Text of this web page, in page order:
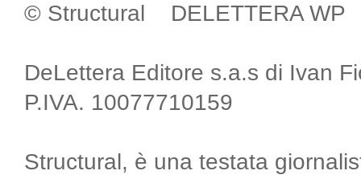
© Structural DELETTERA WP
DeLettera Editore s.a.s di Ivan
P.IVA. 10077710159
Structural, è una testata